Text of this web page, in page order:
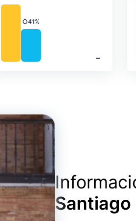
‐
Precipitación
41%